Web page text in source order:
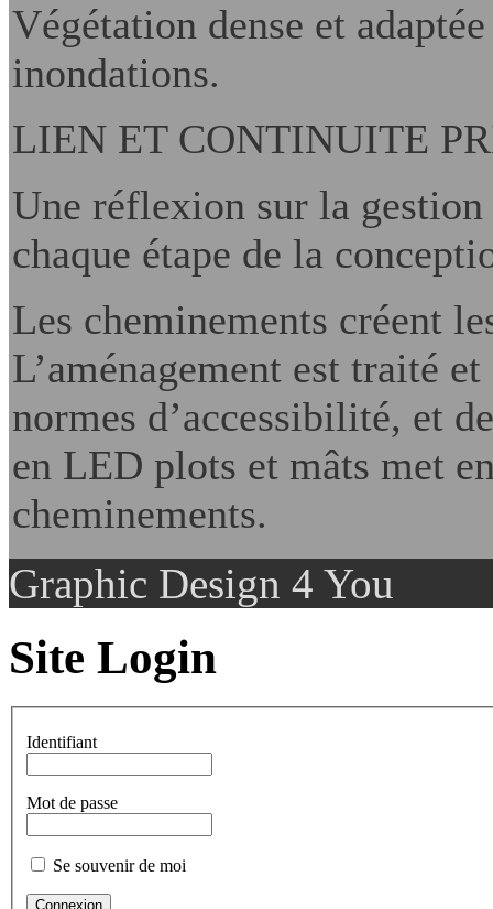
Végétation dense et
inondations.
LIEN ET CONTINUITE
Une réflexion sur la gestion
chaque étape de la
Les cheminements créent
L’aménagement est traité
normes d’accessibilité, et
en LED plots et mâts met
cheminements.
Graphic Design 4 You
Site Login
Identifiant
Mot de passe
Se souvenir de moi